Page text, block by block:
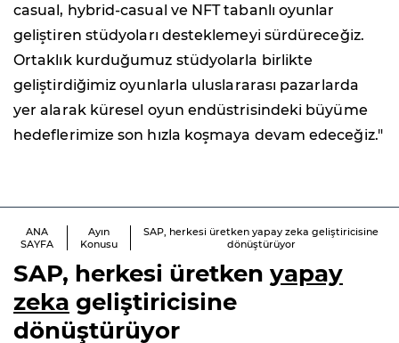
casual, hybrid-casual ve NFT tabanlı oyunlar
geliştiren stüdyoları desteklemeyi sürdüreceğiz.
Ortaklık kurduğumuz stüdyolarla birlikte
geliştirdiğimiz oyunlarla uluslararası pazarlarda
yer alarak küresel oyun endüstrisindeki büyüme
hedeflerimize son hızla koşmaya devam edeceğiz."
ANA
SAYFA
Ayın
Konusu
SAP, herkesi üretken yapay zeka geliştiricisine
dönüştürüyor
SAP, herkesi üretken yapay
zeka geliştiricisine
dönüştürüyor